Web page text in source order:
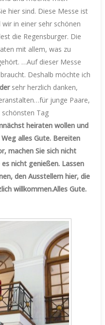
hier sind. Diese Messe ist
in einer sehr schönen
die Regensburger. Die
mit allem, was zu
…Auf dieser Messe
Deshalb möchte ich
sehr herzlich danken,
junge Paare,
Tag
heiraten wollen und
alles Gute. Bereiten
machen Sie sich nicht
nicht genießen. Lassen
den Ausstellern hier, die
willkommen.Alles Gute.